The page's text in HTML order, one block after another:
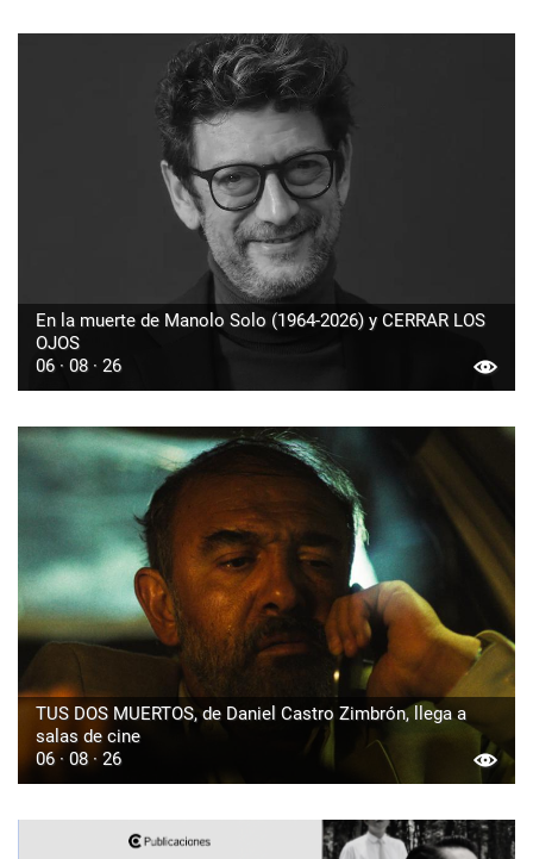
En la muerte de Manolo Solo (1964-2026) y CERRAR LOS
OJOS
06 · 08 · 26
TUS DOS MUERTOS, de Daniel Castro Zimbrón, llega a
salas de cine
06 · 08 · 26